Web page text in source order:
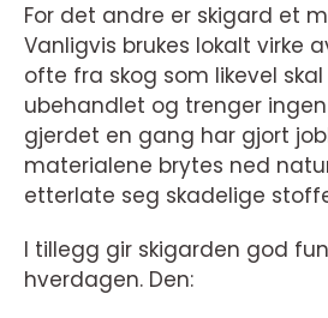
For det andre er skigard et
Vanligvis brukes lokalt virke
ofte fra skog som likevel
ubehandlet og trenger
gjerdet en gang har gjort
materialene brytes ned
etterlate seg skadelige
I tillegg gir skigarden god
hverdagen. Den: